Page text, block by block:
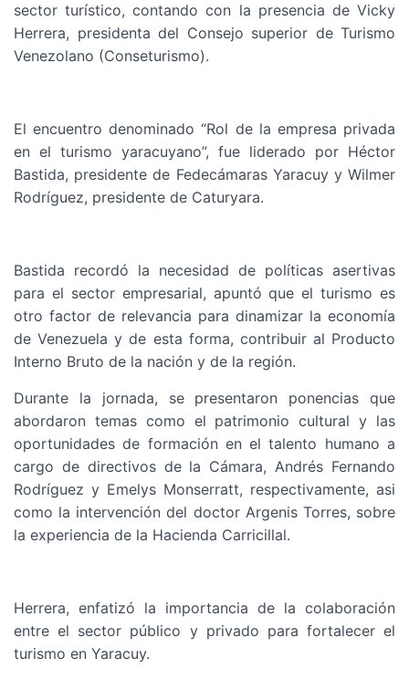
sector turístico, contando con la presencia de Vicky
Herrera, presidenta del Consejo superior de Turismo
Venezolano (Conseturismo).
El encuentro denominado “Rol de la empresa privada
en el turismo yaracuyano”, fue liderado por Héctor
Bastida, presidente de Fedecámaras Yaracuy y Wilmer
Rodríguez, presidente de Caturyara.
Bastida recordó la necesidad de políticas asertivas
para el sector empresarial, apuntó que el turismo es
otro factor de relevancia para dinamizar la economía
de Venezuela y de esta forma, contribuir al Producto
Interno Bruto de la nación y de la región.
Durante la jornada, se presentaron ponencias que
abordaron temas como el patrimonio cultural y las
oportunidades de formación en el talento humano a
cargo de directivos de la Cámara, Andrés Fernando
Rodríguez y Emelys Monserratt, respectivamente, asi
como la intervención del doctor Argenis Torres, sobre
la experiencia de la Hacienda Carricillal.
Herrera, enfatizó la importancia de la colaboración
entre el sector público y privado para fortalecer el
turismo en Yaracuy.